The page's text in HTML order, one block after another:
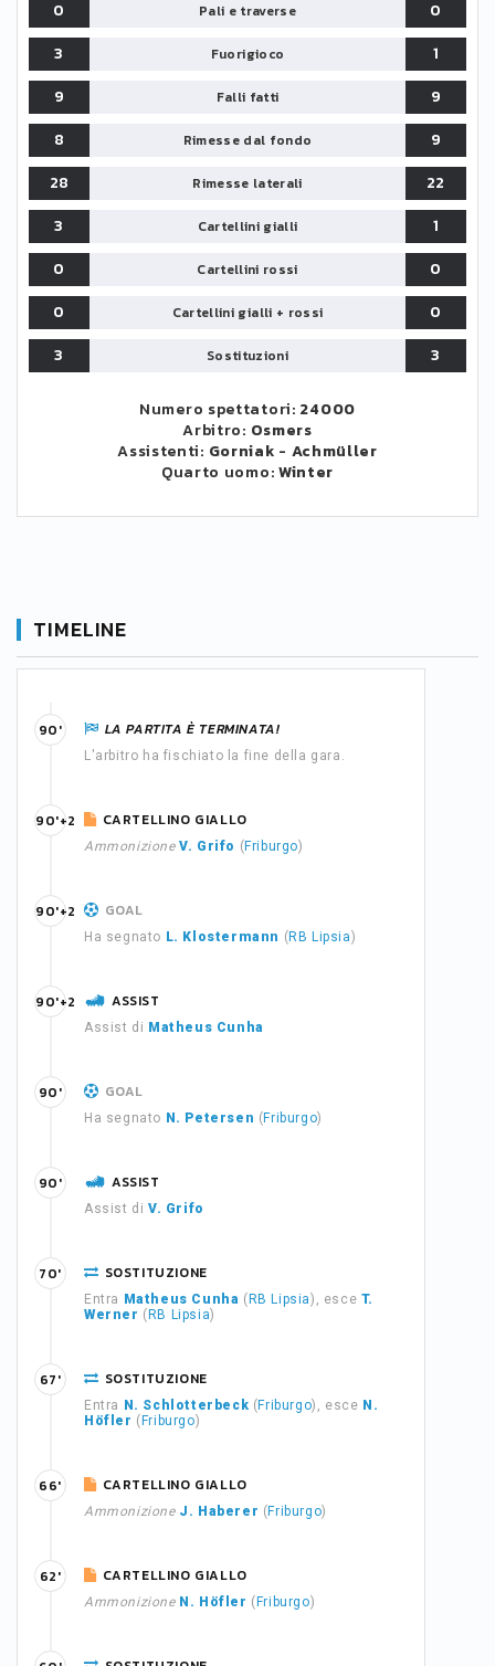
0 Pali e traverse
0
3
Fuorigioco
1
9
Falli fatti
9
8
Rimesse dal fondo
9
28
Rimesse laterali
22
3
Cartellini gialli
1
0
Cartellini rossi
0
0
Cartellini gialli + rossi
0
3
Sostituzioni 3
Numero spettatori: 24000
Arbitro: Osmers
Assistenti: Gorniak - Achmüller
Quarto uomo:Winter
TIMELINE
LA PARTITA È TERMINATA!
L'arbitro ha fischiato la fine della gara.
90'
CARTELLINO GIALLO
Ammonizione V. Grifo ( Friburgo)
90'+2
GOAL
Ha segnato L. Klostermann ( RB Lipsia)
90'+2
ASSIST
Assist di Matheus Cunha
90'+2
GOAL
Ha segnato N. Petersen ( Friburgo)
90'
ASSIST
Assist di V. Grifo
90'
SOSTITUZIONE
Entra Matheus Cunha ( RB Lipsia), esce T.
Werner ( RB Lipsia)
70'
SOSTITUZIONE
Entra N. Schlotterbeck ( Friburgo), esce N.
Höfler ( Friburgo)
67'
CARTELLINO GIALLO
Ammonizione J. Haberer ( Friburgo)
66'
CARTELLINO GIALLO
Ammonizione N. Höfler ( Friburgo)
62'